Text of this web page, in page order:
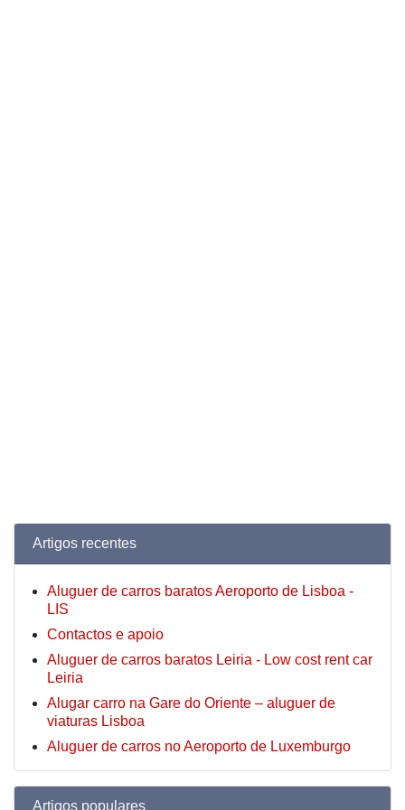
Artigos recentes
Aluguer de carros baratos Aeroporto de Lisboa -
LIS
Contactos e apoio
Aluguer de carros baratos Leiria - Low cost rent car
Leiria
Alugar carro na Gare do Oriente – aluguer de
viaturas Lisboa
Aluguer de carros no Aeroporto de Luxemburgo
Artigos populares